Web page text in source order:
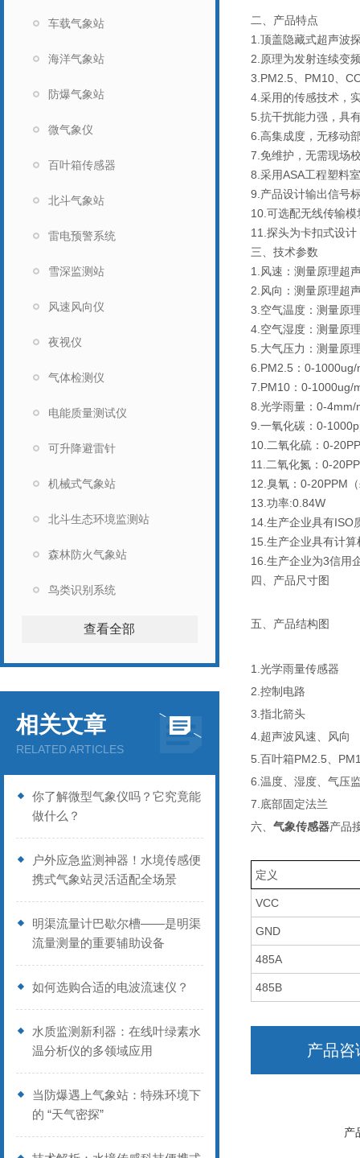
车载气象站
海洋气象站
防爆气象站
微气象仪
百叶箱传感器
北斗气象站
雷电预警系统
雪深监测站
风速风向仪
夜视仪
气体检测仪
电能质量测试仪
可升降避雷针
机械式气象站
北斗生态环境监测站
森林防火气象站
鸟类识别系统
查看全部
相关文章
RELATED ARTICLES
你了解微型气象仪吗？它究竟能
做什么？
户外应急监测神器！水境传感便
携式气象站灵活适配全场景
明渠流量计巴歇尔槽——是明渠
流量测量的重要辅助设备
如何选购合适的电波流速仪？
水质监测新利器：在线叶绿素水
温分析仪的多领域应用
当防爆遇上气象站：特殊环境下
的 “天气密探”
二、产品特点
1.顶盖隐藏式超声波
2.原理为发射连续变
3.PM2.5、PM10、
4.采用的传感技术，
5.抗干扰能力强，具
6.高集成度，无移动
7.免维护，无需现场
8.采用ASA工程塑料
9.产品设计输出信号
10.可选配无线传输
11.探头为卡扣式设
三、技术参数
1.风速：测量原理超
2.风向：测量原理超
3.空气温度：测量原
4.空气湿度：测量原
5.大气压力：测量原
6.PM2.5：0-1000ug/
7.PM10：0-1000ug/
8.光学雨量：0-4mm/
9.一氧化碳：0-
10.二氧化硫：0-
11.二氧化氮：0-
12.臭氧：0-20PPM
13.功率:0.84W
14.生产企业具有ISO
15.生产企业具有计
16.生产企业为3信用
四、产品尺寸图
五、产品结构图
1.光学雨量传感器
2.控制电路
3.指北箭头
4.超声波风速、风向
5.百叶箱PM2.5、
6.温度、湿度、气压
7.底部固定法兰
六、 气象传感器产品
定义
VCC
GND
485A
485B
产品咨
产